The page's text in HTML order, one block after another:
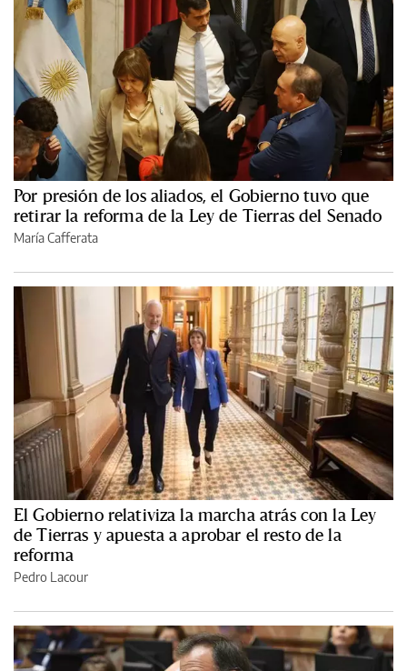
Por presión de los aliados, el Gobierno tuvo que
retirar la reforma de la Ley de Tierras del Senado
María Cafferata
El Gobierno relativiza la marcha atrás con la Ley
de Tierras y apuesta a aprobar el resto de la
reforma
Pedro Lacour